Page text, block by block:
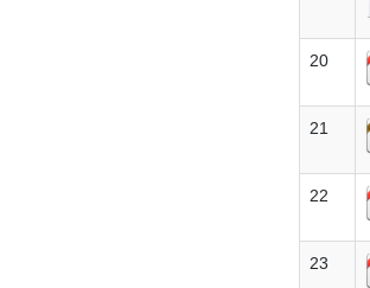
20
21
22
23